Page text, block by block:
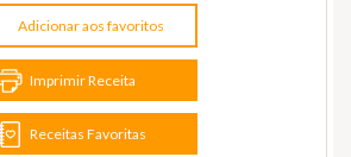
Adicionar aos favoritos
Imprimir Receita
Receitas Favoritas